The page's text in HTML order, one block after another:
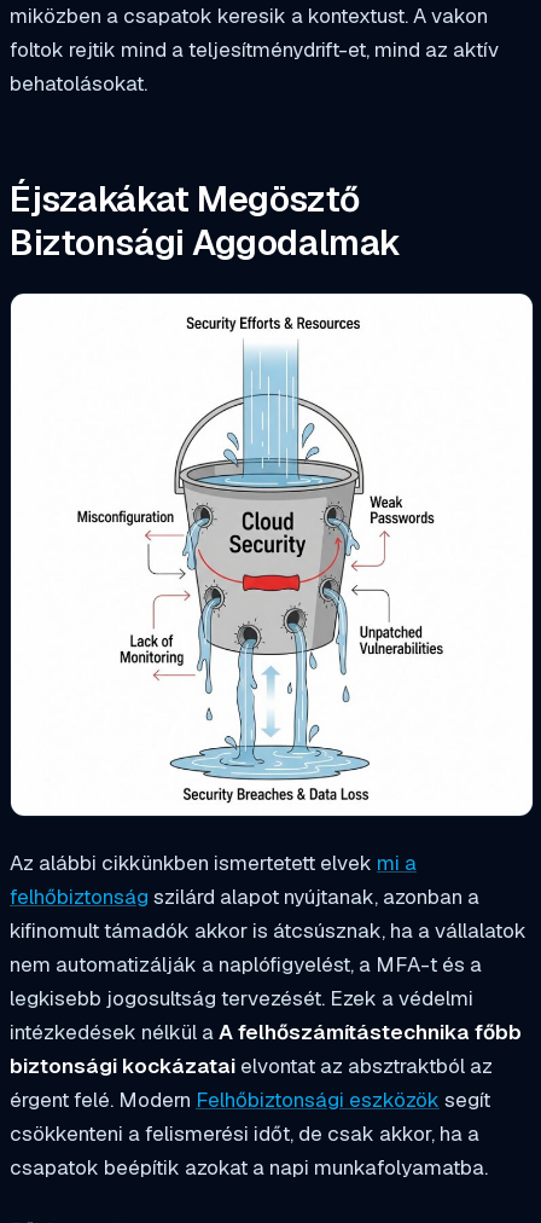
miközben a csapatok keresik a kontextust. A vakon
foltok rejtik mind a teljesítménydrift-et, mind az aktív
behatolásokat.
Éjszakákat Megösztő
Biztonsági Aggodalmak
Az alábbi cikkünkben ismertetett elvek mi a
felhőbiztonság szilárd alapot nyújtanak, azonban a
kifinomult támadók akkor is átcsúsznak, ha a vállalatok
nem automatizálják a naplófigyelést, a MFA-t és a
legkisebb jogosultság tervezését. Ezek a védelmi
intézkedések nélkül aA felhőszámítástechnika főbb
biztonsági kockázatai elvontat az absztraktból az
érgent felé. Modern Felhőbiztonsági eszközök segít
csökkenteni a felismerési időt, de csak akkor, ha a
csapatok beépítik azokat a napi munkafolyamatba.